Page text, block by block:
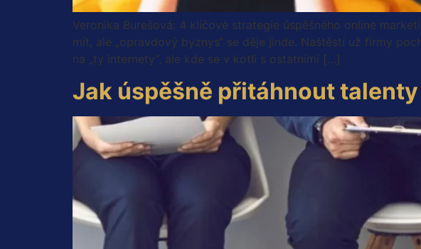
Veronika Burešová: 4 klíčové strategie úspěšného online
mít, ale „opravdový byznys“ se děje jinde. Naštěstí už firmy
na „ty internety”, ale kde se v kotli s ostatními […]
Jak úspěšně přitáhnout